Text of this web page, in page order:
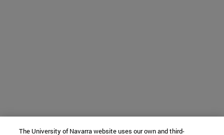
The University of Navarra website uses our own and third-